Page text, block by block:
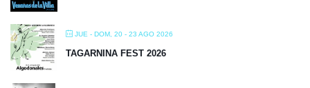
JUE - DOM, 20 - 23 AGO 2026
TAGARNINA FEST 2026